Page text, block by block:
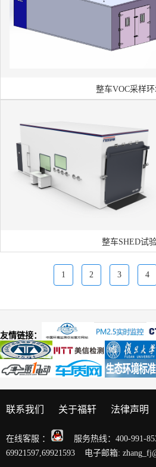
整车VOC采样
整车SHED试
1 2 3 4
友情链接：
联系我们 关于福轩 法律声明
在线客服 ：
服务热线：400-991-
69921597,69921593 电子邮箱: